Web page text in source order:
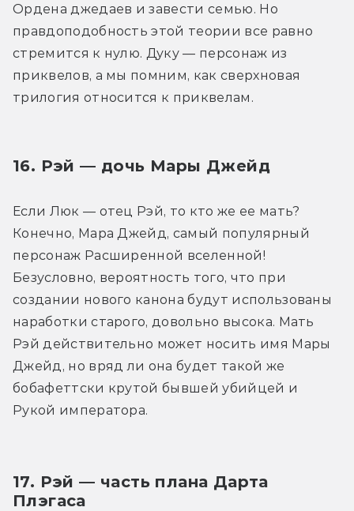
Ордена джедаев и завести семью. Но
правдоподобность этой теории все равно
стремится к нулю. Дуку — персонаж из
приквелов, а мы помним, как сверхновая
трилогия относится к приквелам.
16. Рэй — дочь Мары Джейд
Если Люк — отец Рэй, то кто же ее мать?
Конечно, Мара Джейд, самый популярный
персонаж Расширенной вселенной!
Безусловно, вероятность того, что при
создании нового канона будут использованы
наработки старого, довольно высока. Мать
Рэй действительно может носить имя Мары
Джейд, но вряд ли она будет такой же
бобафеттски крутой бывшей убийцей и
Рукой императора.
17. Рэй — часть плана Дарта
Плэгаса